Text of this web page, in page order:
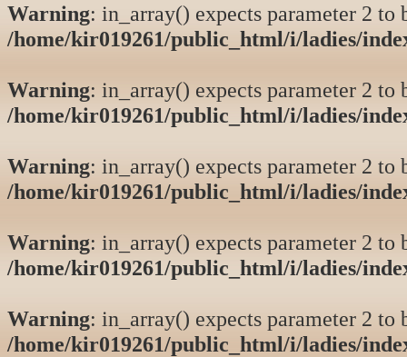
Warning: in_array() expects parameter 2 to
/home/kir019261/public_html/i/ladies/
Warning: in_array() expects parameter 2 to
/home/kir019261/public_html/i/ladies/
Warning: in_array() expects parameter 2 to
/home/kir019261/public_html/i/ladies/
Warning: in_array() expects parameter 2 to
/home/kir019261/public_html/i/ladies/
Warning: in_array() expects parameter 2 to
/home/kir019261/public_html/i/ladies/